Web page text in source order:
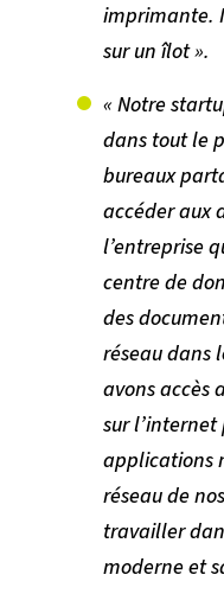
imprimante.
sur un îlot ».
« Notre
dans tout le
bureaux
accéder aux
l’entreprise
centre de
des
réseau dans
avons accès
sur
applications
réseau de
travailler
moderne et